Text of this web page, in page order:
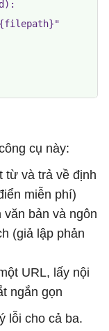
cụ này:
và trả về định
miễn phí)
bản và ngôn
(giả lập phản
URL, lấy nội
ngắn gọn
lỗi cho cả ba.